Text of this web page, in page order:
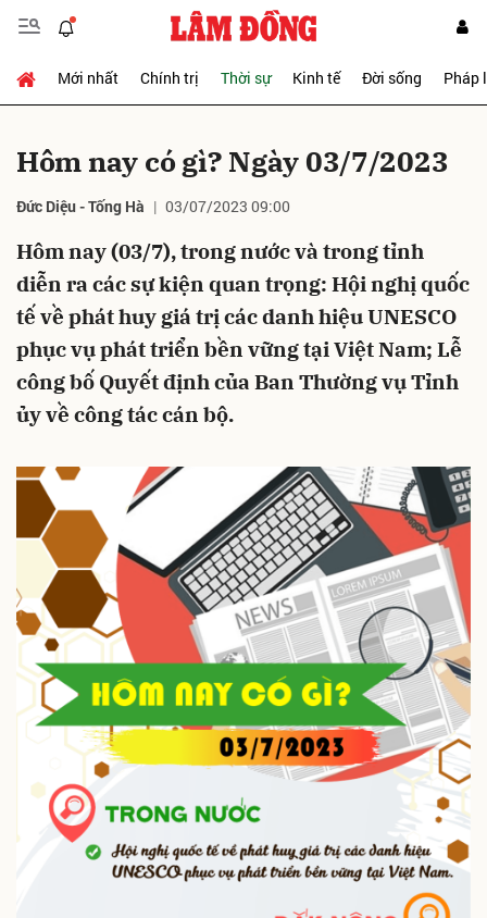
Mới nhất Chính trị Thời sự Kinh tế Đời sống Pháp
Hôm nay có gì? Ngày 03/7/2023
Đức Diệu - Tống Hà 03/07/2023 09:00
Hôm nay (03/7), trong nước và trong tỉnh
diễn ra các sự kiện quan trọng: Hội nghị quốc
tế về phát huy giá trị các danh hiệu UNESCO
phục vụ phát triển bền vững tại Việt Nam; Lễ
công bố Quyết định của Ban Thường vụ Tỉnh
ủy về công tác cán bộ.
Gửi bình luận
Hủy Gửi